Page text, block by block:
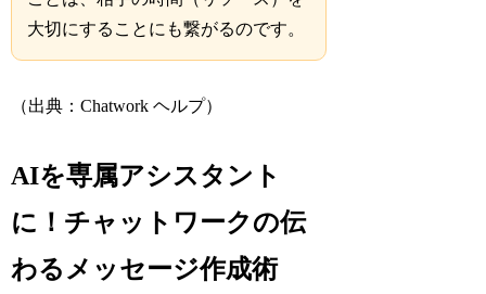
大切にすることにも繋がるのです。
（出典：Chatwork ヘルプ）
AIを専属アシスタント
に！チャットワークの伝
わるメッセージ作成術